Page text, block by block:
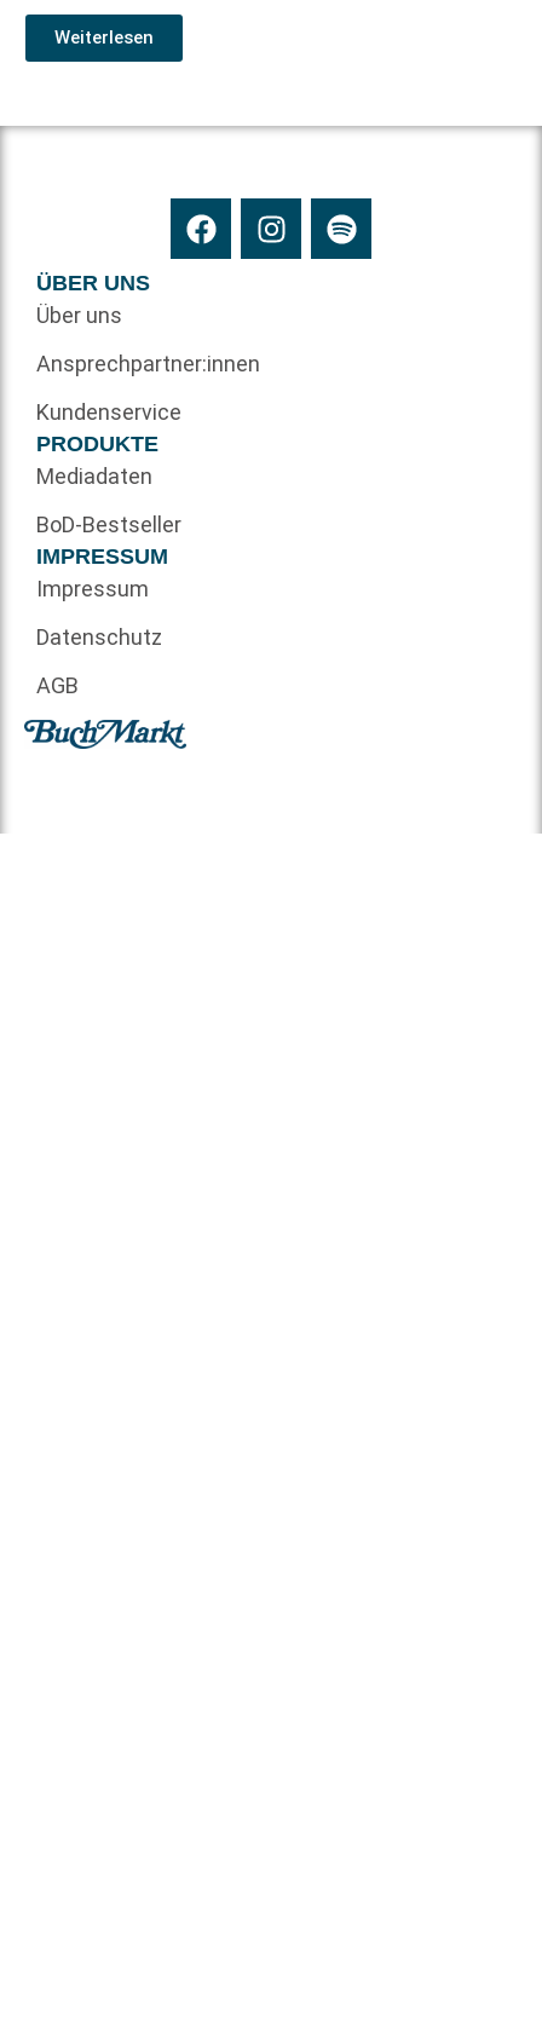
Weiterlesen
ÜBER UNS
Über uns
Ansprechpartner:innen
Kundenservice
PRODUKTE
Mediadaten
BoD-Bestseller
IMPRESSUM
Impressum
Datenschutz
AGB